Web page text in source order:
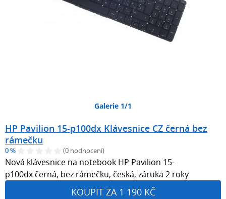
Galerie 1/1
HP Pavilion 15-p100dx Klávesnice CZ černá bez
rámečku
0 % (0 hodnocení)
Nová klávesnice na notebook HP Pavilion 15-
p100dx černá, bez rámečku, česká, záruka 2 roky
KOUPIT ZA 1 190 KČ